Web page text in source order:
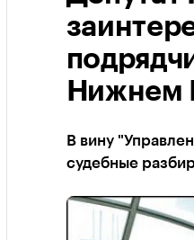
Нижнем
В вину
судебные